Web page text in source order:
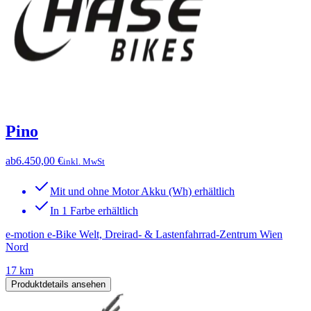
Pino
ab6.450,00 €inkl. MwSt
Mit und ohne Motor Akku (Wh) erhältlich
In 1 Farbe erhältlich
e-motion e-Bike Welt, Dreirad- & Lastenfahrrad-Zentrum Wien
Nord
17 km
Produktdetails ansehen